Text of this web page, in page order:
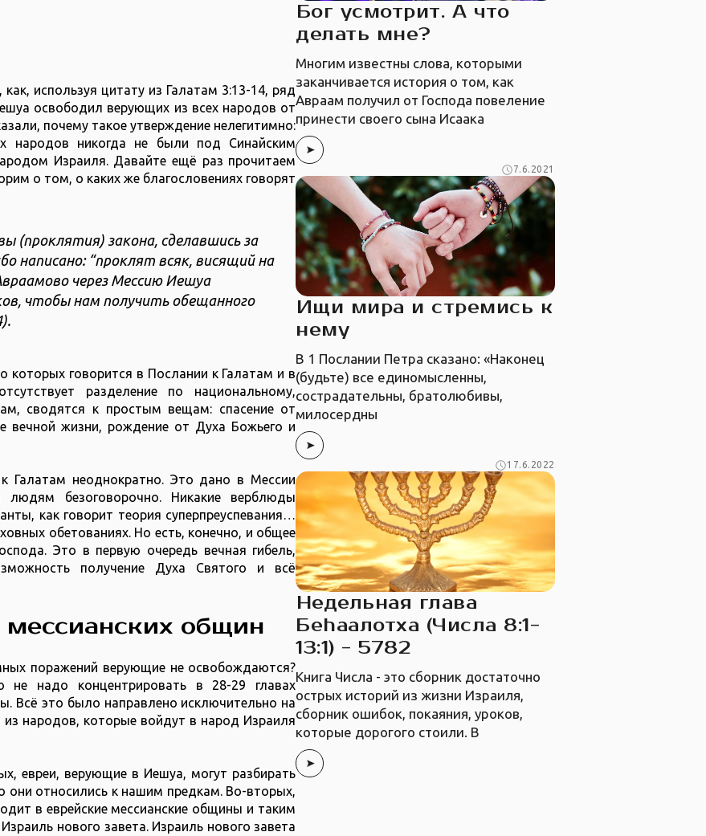
используя цитату из Галатам 3:13-14, ряд
освободил верующих из всех народов от
почему такое утверждение нелегитимно:
народов никогда не были под Синайским
Израиля. Давайте ещё раз прочитаем
о том, о каких же благословениях говорят
(проклятия) закона, сделавшись за
написано: “проклят всяк, висящий на
через Мессию Иешуа
чтобы нам получить обещанного
которых говорится в Послании к Галатам и в
разделение по национальному,
сводятся к простым вещам: спасение от
вечной жизни, рождение от Духа Божьего и
Галатам неоднократно. Это дано в Мессии
безоговорочно. Никакие верблюды
как говорит теория суперпреуспевания…
обетованиях. Но есть, конечно, и общее
Это в первую очередь вечная гибель,
получение Духа Святого и всё
общин
поражений верующие не освобождаются?
не надо концентрировать в 28-29 главах
Всё это было направлено исключительно на
народов, которые войдут в народ Израиля
евреи, верующие в Иешуа, могут разбирать
они относились к нашим предкам. Во-вторых,
в еврейские мессианские общины и таким
нового завета. Израиль нового завета
Бог усмотрит. А что
делать мне?
Многим известны слова, которыми
заканчивается история о том, как
Авраам получил от Господа повеление
принести своего сына Исаака
7.6.2021
Ищи мира и стремись к
нему
В 1 Послании Петра сказано: «Наконец
(будьте) все единомысленны,
сострадательны, братолюбивы,
милосердны
17.6.2022
Недельная глава
Беhаалотха (Числа 8:1-
13:1) - 5782
Книга Числа - это сборник достаточно
острых историй из жизни Израиля,
сборник ошибок, покаяния, уроков,
которые дорогого стоили. В